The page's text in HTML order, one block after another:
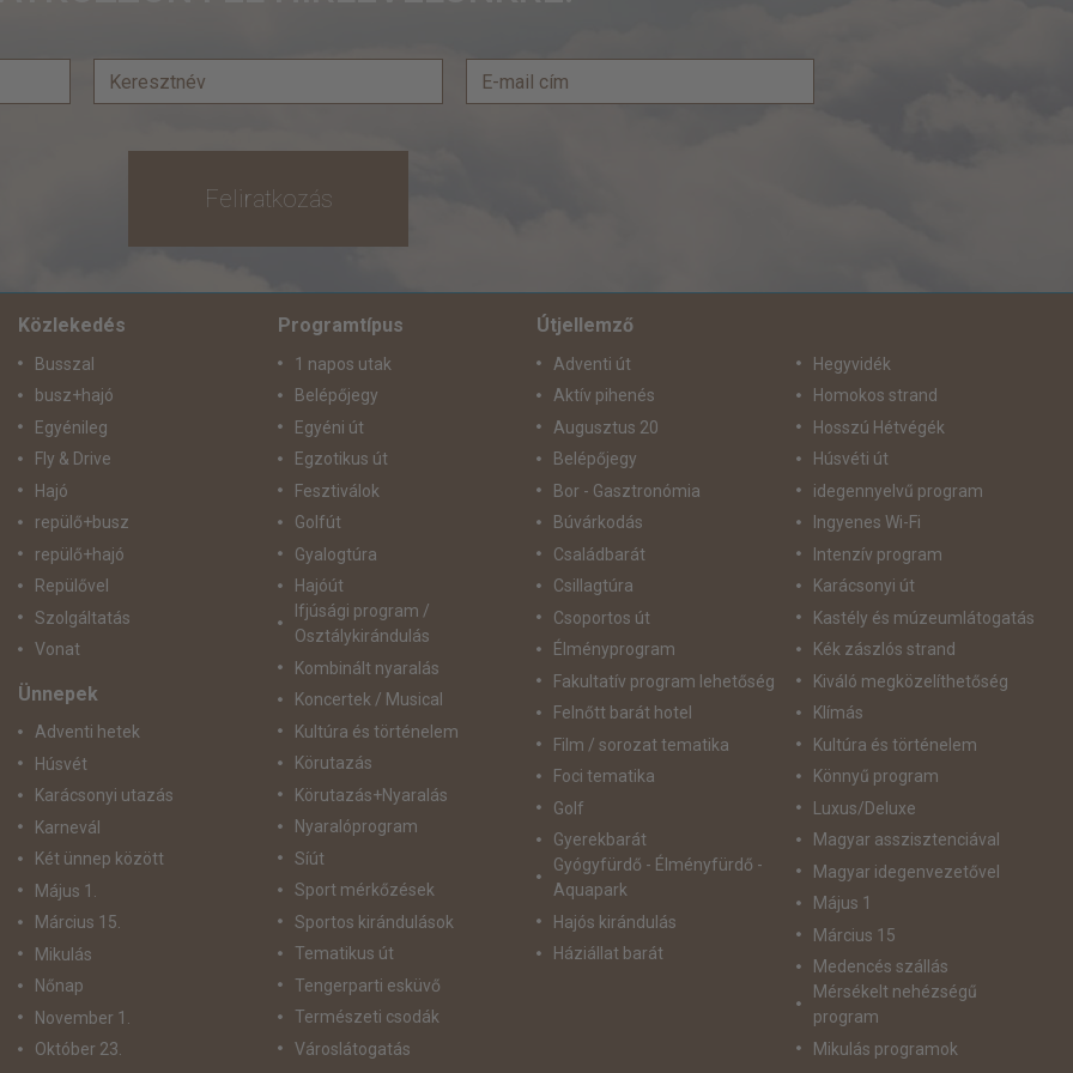
Feliratkozás
Közlekedés
Busszal
busz+hajó
Egyénileg
Fly & Drive
Hajó
repülő+busz
repülő+hajó
Repülővel
Szolgáltatás
Vonat
Ünnepek
Adventi hetek
Húsvét
Karácsonyi utazás
Karnevál
Két ünnep között
Május 1.
Március 15.
Mikulás
Nőnap
November 1.
Október 23.
Programtípus
1 napos utak
Belépőjegy
Egyéni út
Egzotikus út
Fesztiválok
Golfút
Gyalogtúra
Hajóút
Ifjúsági program /
Osztálykirándulás
Kombinált nyaralás
Koncertek / Musical
Kultúra és történelem
Körutazás
Körutazás+Nyaralás
Nyaralóprogram
Síút
Sport mérkőzések
Sportos kirándulások
Tematikus út
Tengerparti esküvő
Természeti csodák
Városlátogatás
Útjellemző
Adventi út
Aktív pihenés
Augusztus 20
Belépőjegy
Bor - Gasztronómia
Búvárkodás
Családbarát
Csillagtúra
Csoportos út
Élményprogram
Fakultatív program lehetőség
Felnőtt barát hotel
Film / sorozat tematika
Foci tematika
Golf
Gyerekbarát
Gyógyfürdő - Élményfürdő -
Aquapark
Hajós kirándulás
Háziállat barát
Hegyvidék
Homokos strand
Hosszú Hétvégék
Húsvéti út
idegennyelvű program
Ingyenes Wi-Fi
Intenzív program
Karácsonyi út
Kastély és múzeumlátogatás
Kék zászlós strand
Kiváló megközelíthetőség
Klímás
Kultúra és történelem
Könnyű program
Luxus/Deluxe
Magyar asszisztenciával
Magyar idegenvezetővel
Május 1
Március 15
Medencés szállás
Mérsékelt nehézségű
program
Mikulás programok